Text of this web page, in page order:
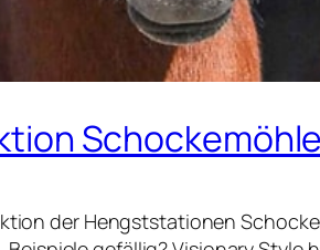
der Hengststationen